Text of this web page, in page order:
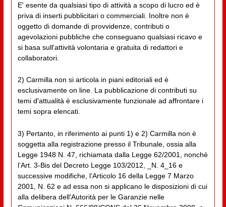
E' esente da qualsiasi tipo di attività a scopo di lucro ed è
priva di inserti pubblicitari o commerciali. Inoltre non è
oggetto di domande di provvidenze, contributi o
agevolazioni pubbliche che conseguano qualsiasi ricavo e
si basa sull'attività volontaria e gratuita di redattori e
collaboratori.
2) Carmilla non si articola in piani editoriali ed è
esclusivamente on line. La pubblicazione di contributi su
temi d'attualità è esclusivamente funzionale ad affrontare i
temi sopra elencati.
3) Pertanto, in riferimento ai punti 1) e 2) Carmilla non è
soggetta alla registrazione presso il Tribunale, ossia alla
Legge 1948 N. 47, richiamata dalla Legge 62/2001, nonché
l’Art. 3-Bis del Decreto Legge 103/2012, _N. 4_16 e
successive modifiche, l’Articolo 16 della Legge 7 Marzo
2001, N. 62 e ad essa non si applicano le disposizioni di cui
alla delibera dell'Autorità per le Garanzie nelle